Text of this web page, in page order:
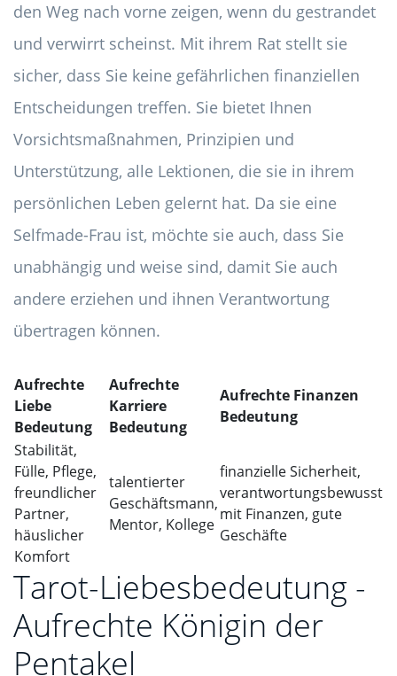
den Weg nach vorne zeigen, wenn du gestrandet
und verwirrt scheinst. Mit ihrem Rat stellt sie
sicher, dass Sie keine gefährlichen finanziellen
Entscheidungen treffen. Sie bietet Ihnen
Vorsichtsmaßnahmen, Prinzipien und
Unterstützung, alle Lektionen, die sie in ihrem
persönlichen Leben gelernt hat. Da sie eine
Selfmade-Frau ist, möchte sie auch, dass Sie
unabhängig und weise sind, damit Sie auch
andere erziehen und ihnen Verantwortung
übertragen können.
Aufrechte
Liebe
Bedeutung
Aufrechte
Karriere
Bedeutung
Aufrechte Finanzen
Bedeutung
Stabilität,
Fülle, Pflege,
freundlicher
Partner,
häuslicher
Komfort
talentierter
Geschäftsmann,
Mentor, Kollege
finanzielle Sicherheit,
verantwortungsbewusst
mit Finanzen, gute
Geschäfte
Tarot-Liebesbedeutung -
Aufrechte Königin der
Pentakel